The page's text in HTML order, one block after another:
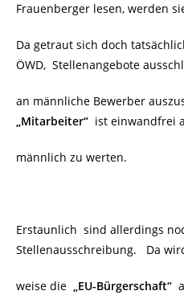
Frauenberger lesen, werden
Da getraut sich doch
ÖWD, Stellenangebote
an männliche Bewerber
„Mitarbeiter“ ist einwandfrei
männlich zu werten.
Erstaunlich sind allerdings
Stellenausschreibung. Da
weise die „EU-Bürgerschaft“